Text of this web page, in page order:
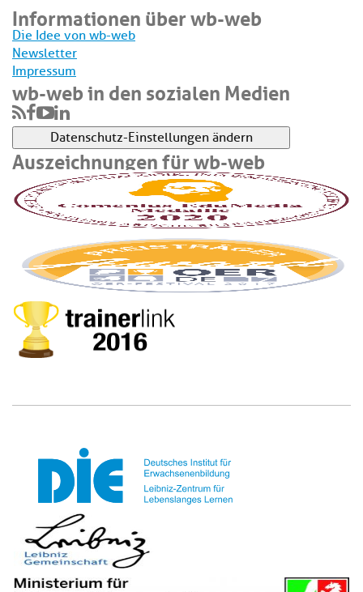
Informationen über wb-web
Die Idee von wb-web
Newsletter
Impressum
wb-web in den sozialen Medien
Datenschutz-Einstellungen ändern
Auszeichnungen für wb-web